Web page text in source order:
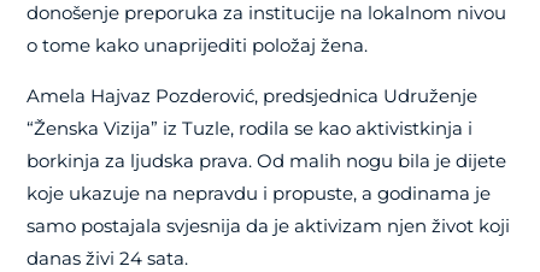
donošenje preporuka za institucije na lokalnom nivou
o tome kako unaprijediti položaj žena.
Amela Hajvaz Pozderović, predsjednica Udruženje
“Ženska Vizija” iz Tuzle, rodila se kao aktivistkinja i
borkinja za ljudska prava. Od malih nogu bila je dijete
koje ukazuje na nepravdu i propuste, a godinama je
samo postajala svjesnija da je aktivizam njen život koji
danas živi 24 sata.